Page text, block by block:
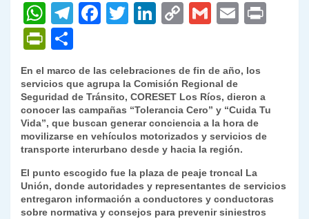
W
h
at
s
A
p
p
T
gr
a
m
F
e
b
o
o
k
T
er
Li
e
dI
n
C
y
Li
n
k
G
l
E
l
P
nt
Fr
ie
n
dl
y
o
m
p
ar
tir
En el marco de las celebraciones de fin de año, los
servicios que agrupa la Comisión Regional de
Seguridad de Tránsito, CORESET Los Ríos, dieron a
conocer las campañas “Tolerancia Cero” y “Cuida Tu
Vida”, que buscan generar conciencia a la hora de
movilizarse en vehículos motorizados y servicios de
transporte interurbano desde y hacia la región.
El punto escogido fue la plaza de peaje troncal La
Unión, donde autoridades y representantes de servicios
entregaron información a conductores y conductoras
sobre normativa y consejos para prevenir siniestros